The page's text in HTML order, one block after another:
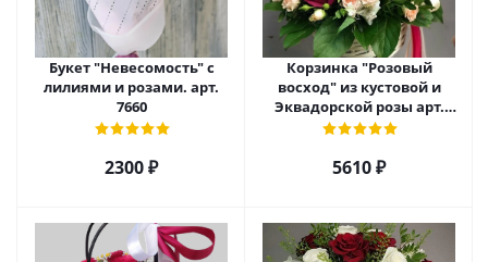
Букет "Невесомость" с
лилиями и розами. арт.
7660
2300 ₽
Корзинка "Розовый
восход" из кустовой и
Эквадорской розы арт.
5520
5610 ₽